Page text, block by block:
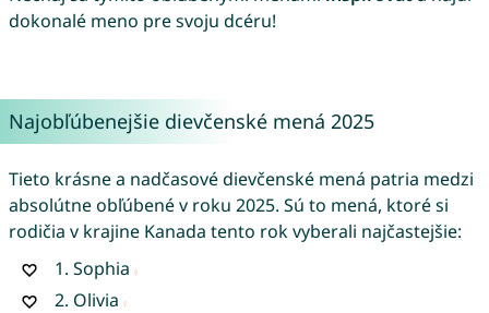
dokonalé meno pre svoju dcéru!
Najobľúbenejšie dievčenské mená 2025
Tieto krásne a nadčasové dievčenské mená patria medzi
absolútne obľúbené v roku 2025. Sú to mená, ktoré si
rodičia v krajine Kanada tento rok vyberali najčastejšie:
1. Sophia
2. Olivia